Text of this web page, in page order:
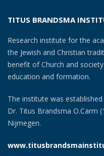
TITUS BRANDSMA
Research institute for the
the Jewish and Christian
benefit of Church and
education and formation.
The institute was
Dr. Titus Brandsma O.Carm
Nijmegen.